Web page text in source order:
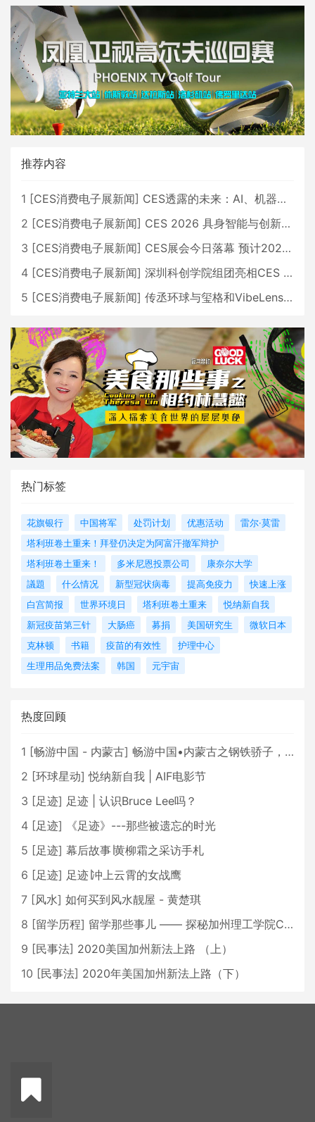
推荐内容
1 [CES消费电子展新闻] CES透露的未来：AI、机器人与智能生活大爆发
2 [CES消费电子展新闻] CES 2026 具身智能与创新领域 中国公司大放异彩
3 [CES消费电子展新闻] CES展会今日落幕 预计2026行业收入将超五千亿美元
4 [CES消费电子展新闻] 深圳科创学院组团亮相CES 广受好评
5 [CES消费电子展新闻] 传丞环球与玺格和VibeLens共同推出全新耳机
热门标签
花旗银行 中国将军 处罚计划 优惠活动
雷尔·莫雷
塔利班卷土重来！拜登仍决定为阿富汗撤军辩护
塔利班卷土重来！
多米尼恩投票公司
康奈尔大学
議題
什么情况 新型冠状病毒 提高免疫力
快速上涨
白宫简报
世界环境日 塔利班卷土重来
悦纳新自我
新冠疫苗第三针
大肠癌 募捐 美国研究生
微软日本
克林顿
书籍 疫苗的有效性
护理中心
生理用品免费法案
韩国 元宇宙
热度回顾
1 [畅游中国 - 内蒙古] 畅游中国•内蒙古之钢铁骄子，魅力包头
2 [环球星动] 悦纳新自我 | AIF电影节
3 [足迹] 足迹 | 认识Bruce Lee吗？
4 [足迹]
《足迹》---那些被遗忘的时光
5 [足迹] 幕后故事∣黄柳霜之采访手札
6 [足迹] 足迹∣冲上云霄的女战鹰
7 [风水] 如何买到风水靓屋 - 黄楚琪
8 [留学历程] 留学那些事儿 —— 探秘加州理工学院Caltech博士生活 [上集]
9 [民事法] 2020美国加州新法上路 （上）
10 [民事法] 2020年美国加州新法上路（下）